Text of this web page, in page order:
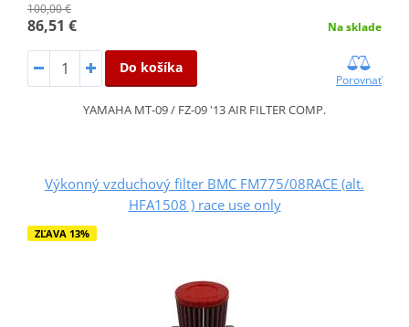
100,00 €
86,51 € Na sklade
Do košíka
Porovnať
YAMAHA MT-09 / FZ-09 '13 AIR FILTER COMP.
Výkonný vzduchový filter BMC FM775/08RACE (alt.
HFA1508 ) race use only
ZĽAVA 13%